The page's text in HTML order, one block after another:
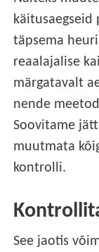
täpsema
reaalajalise
märgatavalt
nende
Soovitame
muutmata
kontrolli.
See jaotis